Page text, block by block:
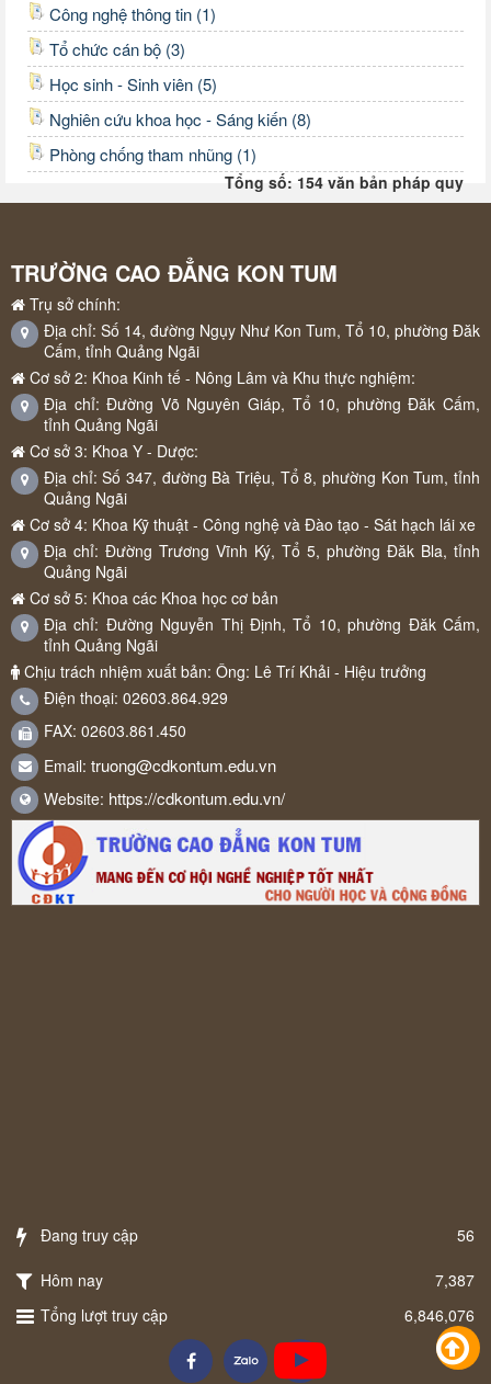
Công nghệ thông tin (1)
Tổ chức cán bộ (3)
Học sinh - Sinh viên (5)
Nghiên cứu khoa học - Sáng kiến (8)
Phòng chống tham nhũng (1)
Tổng số: 154 văn bản pháp quy
TRƯỜNG CAO ĐẲNG KON TUM
Trụ sở chính:
Địa chỉ: Số 14, đường Ngụy Như Kon Tum, Tổ 10, phường Đăk
Cấm, tỉnh Quảng Ngãi
Cơ sở 2: Khoa Kinh tế - Nông Lâm và Khu thực nghiệm:
Địa chỉ: Đường Võ Nguyên Giáp, Tổ 10, phường Đăk Cấm,
tỉnh Quảng Ngãi
Cơ sở 3: Khoa Y - Dược:
Địa chỉ: Số 347, đường Bà Triệu, Tổ 8, phường Kon Tum, tỉnh
Quảng Ngãi
Cơ sở 4: Khoa Kỹ thuật - Công nghệ và Đào tạo - Sát hạch lái xe
Địa chỉ: Đường Trương Vĩnh Ký, Tổ 5, phường Đăk Bla, tỉnh
Quảng Ngãi
Cơ sở 5: Khoa các Khoa học cơ bản
Địa chỉ: Đường Nguyễn Thị Định, Tổ 10, phường Đăk Cấm,
tỉnh Quảng Ngãi
Chịu trách nhiệm xuất bản: Ông: Lê Trí Khải - Hiệu trưởng
Điện thoại: 02603.864.929
FAX: 02603.861.450
Email: truong@cdkontum.edu.vn
Website: https://cdkontum.edu.vn/
Đang truy cập 56
Hôm nay
7,387
Tổng lượt truy cập
6,846,076